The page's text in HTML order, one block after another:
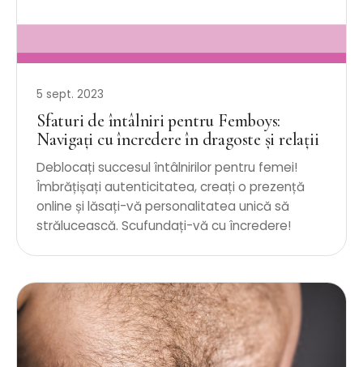
5 sept. 2023
Sfaturi de întâlniri pentru Femboys:
Navigați cu încredere în dragoste și relații
Deblocați succesul întâlnirilor pentru femei!
Îmbrățișați autenticitatea, creați o prezență
online și lăsați-vă personalitatea unică să
strălucească. Scufundați-vă cu încredere!